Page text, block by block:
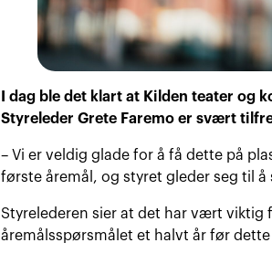
I dag ble det klart at Kilden teater og
Styreleder Grete Faremo er svært
– Vi er veldig glade for å få dette på
første åremål, og styret gleder seg til å
Styrelederen sier at det har vært viktig
åremålsspørsmålet et halvt år før